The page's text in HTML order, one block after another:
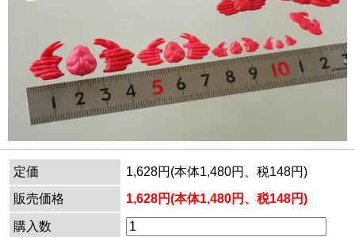
定価
1,628円(本体1,480円、税148円)
販売価格
1,628円(本体1,480円、税148円)
購入数